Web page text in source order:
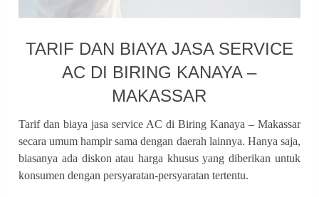
TARIF DAN BIAYA JASA SERVICE
AC DI BIRING KANAYA –
MAKASSAR
Tarif dan biaya jasa service AC di Biring Kanaya – Makassar
secara umum hampir sama dengan daerah lainnya. Hanya saja,
biasanya ada diskon atau harga khusus yang diberikan untuk
konsumen dengan persyaratan-persyaratan tertentu.